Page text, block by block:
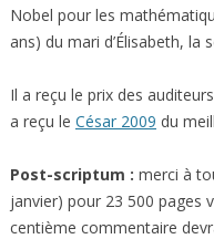
Nobel pour les
ans) du mari d’Élisabeth, la
Il a reçu le prix des
a reçu le César 2009 du
Post-scriptum : merci à
janvier) pour 23 500 pages
centième commentaire